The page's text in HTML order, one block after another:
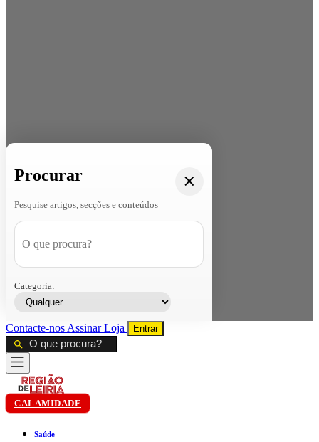
Procurar
Pesquise artigos, secções e conteúdos
Categoria:
Contacte-nos AssinarLoja Entrar
CALAMIDADE
Saúde